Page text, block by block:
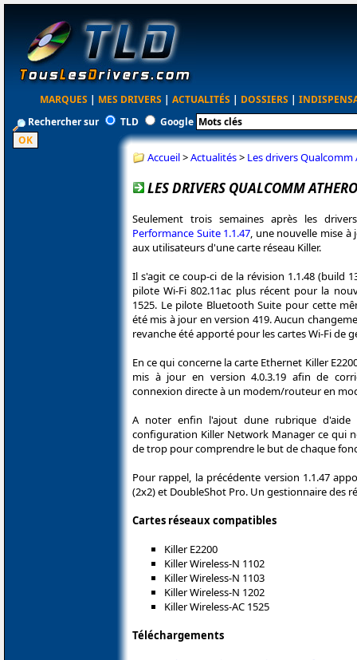
MARQUES | MES DRIVERS | ACTUALITÉS | DOSSIERS |
Rechercher sur
TLD Google
Accueil>Actualités> Les drivers
LES DRIVERS QUALCOMM
Seulement trois semaines après les
Performance Suite 1.1.47 , une nouvelle mise
aux utilisateurs d'une carte réseau Killer.
Il s'agit ce coup-ci de la révision 1.1.48 (build
pilote Wi-Fi 802.11ac plus récent pour la
1525. Le pilote Bluetooth Suite pour cette
été mis à jour en version 419. Aucun
revanche été apporté pour les cartes Wi-Fi de
En ce qui concerne la carte Ethernet Killer
mis à jour en version 4.0.3.19 afin de
connexion directe à un modem/routeur en
A noter enfin l'ajout dune rubrique d'aide
configuration Killer Network Manager ce qui
de trop pour comprendre le but de chaque
Pour rappel, la précédente version 1.1.47
(2x2) et DoubleShot Pro. Un gestionnaire des
Cartes réseaux compatibles
Killer E2200
Killer Wireless-N 1102
Killer Wireless-N 1103
Killer Wireless-N 1202
Killer Wireless-AC 1525
Téléchargements